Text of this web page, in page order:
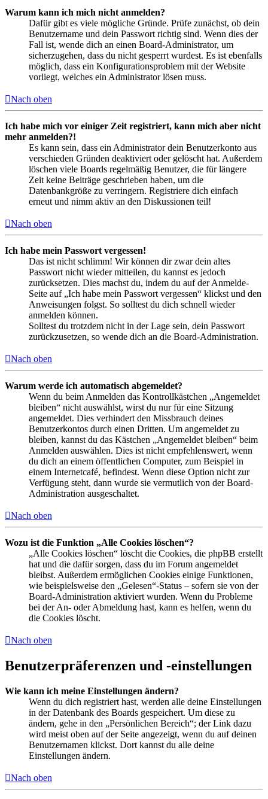
Warum kann ich mich nicht anmelden?
Dafür gibt es viele mögliche Gründe. Prüfe zunächst, ob dein
Benutzername und dein Passwort richtig sind. Wenn dies der
Fall ist, wende dich an einen Board-Administrator, um
sicherzugehen, dass du nicht gesperrt wurdest. Es ist ebenfalls
möglich, dass ein Konfigurationsproblem mit der Website
vorliegt, welches ein Administrator lösen muss.
Nach oben
Ich habe mich vor einiger Zeit registriert, kann mich aber nicht
mehr anmelden?!
Es kann sein, dass ein Administrator dein Benutzerkonto aus
verschieden Gründen deaktiviert oder gelöscht hat. Außerdem
löschen viele Boards regelmäßig Benutzer, die für längere
Zeit keine Beiträge geschrieben haben, um die
Datenbankgröße zu verringern. Registriere dich einfach
erneut und nimm aktiv an den Diskussionen teil!
Nach oben
Ich habe mein Passwort vergessen!
Das ist nicht schlimm! Wir können dir zwar dein altes
Passwort nicht wieder mitteilen, du kannst es jedoch
zurücksetzen. Dies machst du, indem du auf der Anmelde-
Seite auf „Ich habe mein Passwort vergessen“ klickst und den
Anweisungen folgst. So solltest du dich schnell wieder
anmelden können.
Solltest du trotzdem nicht in der Lage sein, dein Passwort
zurückzusetzen, so wende dich an die Board-Administration.
Nach oben
Warum werde ich automatisch abgemeldet?
Wenn du beim Anmelden das Kontrollkästchen „Angemeldet
bleiben“ nicht auswählst, wirst du nur für eine Sitzung
angemeldet. Dies verhindert den Missbrauch deines
Benutzerkontos durch einen Dritten. Um angemeldet zu
bleiben, kannst du das Kästchen „Angemeldet bleiben“ beim
Anmelden auswählen. Dies ist nicht empfehlenswert, wenn
du dich an einem öffentlichen Computer, zum Beispiel in
einem Internetcafé, befindest. Wenn diese Option nicht zur
Verfügung steht, dann wurde sie vermutlich von der Board-
Administration ausgeschaltet.
Nach oben
Wozu ist die Funktion „Alle Cookies löschen“?
„Alle Cookies löschen“ löscht die Cookies, die phpBB erstellt
hat und die dafür sorgen, dass du im Forum angemeldet
bleibst. Außerdem ermöglichen Cookies einige Funktionen,
wie beispielsweise den „Gelesen“-Status – sofern sie von der
Board-Administration aktiviert wurden. Wenn du Probleme
bei der An- oder Abmeldung hast, kann es helfen, wenn du
die Cookies löscht.
Nach oben
Benutzerpräferenzen und -einstellungen
Wie kann ich meine Einstellungen ändern?
Wenn du dich registriert hast, werden alle deine Einstellungen
in der Datenbank des Boards gespeichert. Um diese zu
ändern, gehe in den „Persönlichen Bereich“; der Link dazu
wird meist oben auf der Seite angezeigt, wenn du auf deinen
Benutzernamen klickst. Dort kannst du alle deine
Einstellungen ändern.
Nach oben